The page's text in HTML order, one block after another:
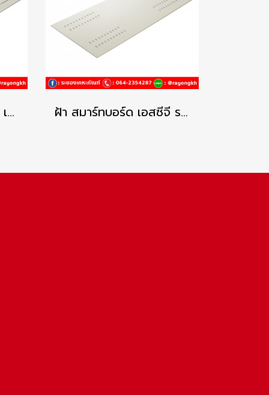
ฝ้า สมาร์ทบอร์ด เอสซีจี เซาะร่อง 3 นิ้ว ระบายอากาศ – โพรเทคชั่น ฝ้า สมาร์ทบอร์ด เอสซีจี ระบายอากาศแคปซูล – โพรเทคชั่น